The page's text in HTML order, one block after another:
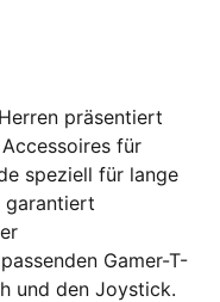
präsentiert
für
speziell für lange
garantiert
Gamer-T-
und den Joystick.